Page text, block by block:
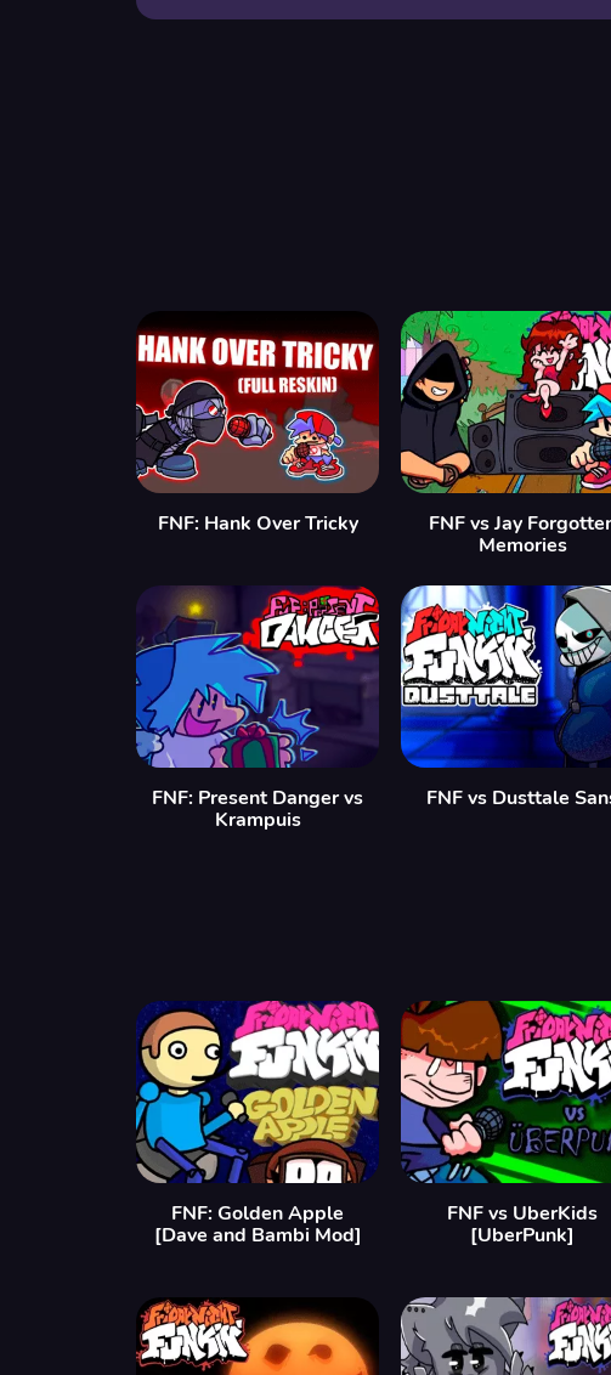
FNF: Hank Over Tricky
FNF vs Jay
Memories
FNF: Present Danger vs
Krampuis
FNF vs Dusttale
FNF: Golden Apple
[Dave and Bambi Mod]
FNF vs UberKids
[UberPunk]